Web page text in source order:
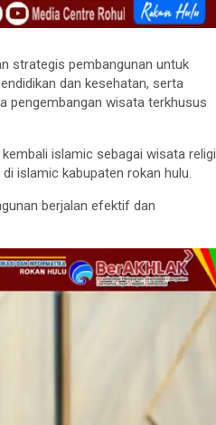
strategis pembangunan untuk
dan kesehatan, serta
pengembangan wisata terkhusus
islamic sebagai wisata religi
islamic kabupaten rokan hulu.
berjalan efektif dan